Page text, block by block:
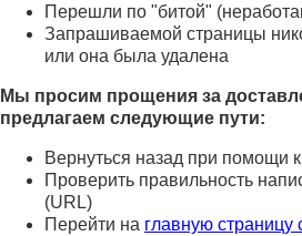
Перешли по "битой"
Запрашиваемой страницы
или она была удалена
Мы просим прощения за
предлагаем следующие пути:
Вернуться назад при помощи
Проверить правильность
(URL)
Перейти на главную страницу